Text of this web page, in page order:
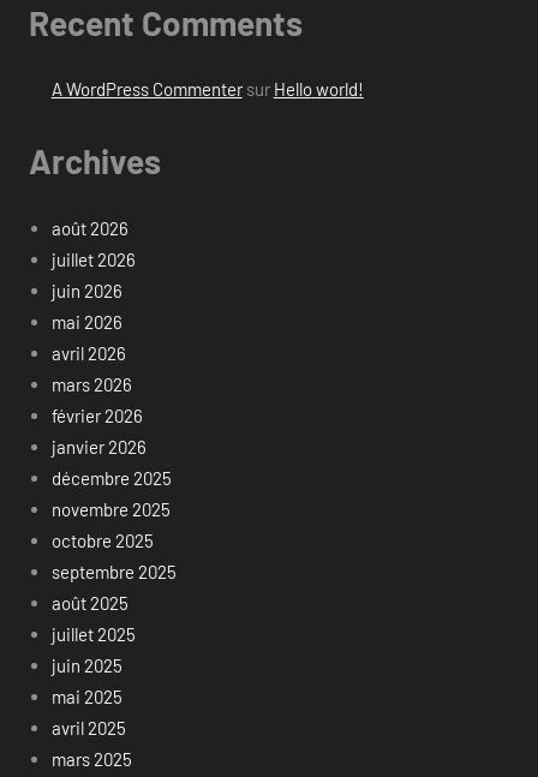
Recent Comments
A WordPress Commentersur Hello world!
Archives
août 2026
juillet 2026
juin 2026
mai 2026
avril 2026
mars 2026
février 2026
janvier 2026
décembre 2025
novembre 2025
octobre 2025
septembre 2025
août 2025
juillet 2025
juin 2025
mai 2025
avril 2025
mars 2025